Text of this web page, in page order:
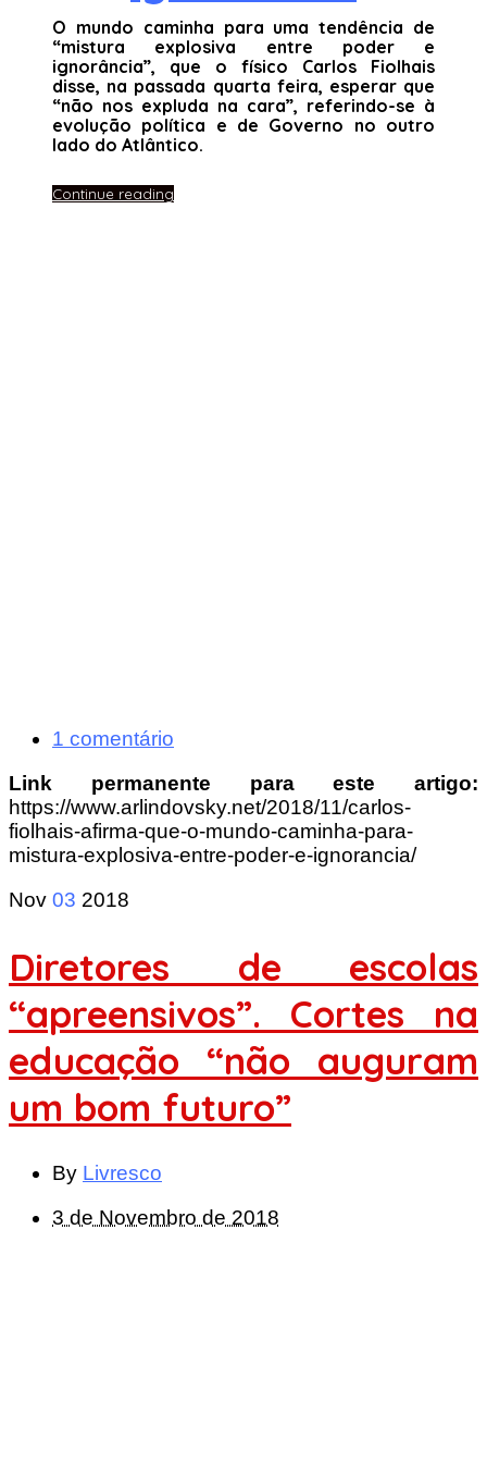
O mundo caminha para uma tendência de
“mistura explosiva entre poder e
ignorância”, que o físico Carlos Fiolhais
disse, na passada quarta feira, esperar que
“não nos expluda na cara”, referindo-se à
evolução política e de Governo no outro
lado do Atlântico.
Continue reading
1 comentário
Link permanente para este artigo:
https://www.arlindovsky.net/2018/11/carlos-
fiolhais-afirma-que-o-mundo-caminha-para-
mistura-explosiva-entre-poder-e-ignorancia/
Nov 03 2018
Diretores de escolas
“apreensivos”. Cortes na
educação “não auguram
um bom futuro”
By Livresco
3 de Novembro de 2018